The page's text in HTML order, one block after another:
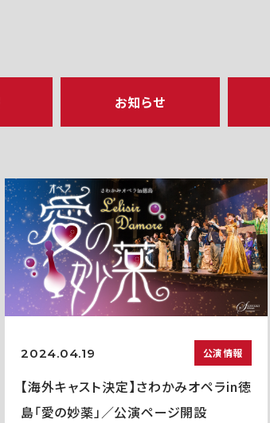
お知らせ
2024.04.19 公演情報
【海外キャスト決定】さわかみオペラin徳
島「愛の妙薬」／公演ページ開設